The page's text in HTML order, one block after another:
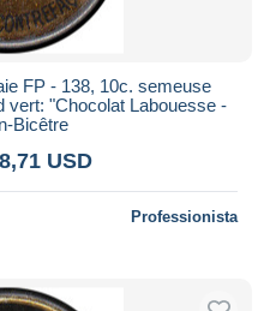
FP - 138, 10c. semeuse
vert: "Chocolat Labouesse -
Bicêtre
USD
Professionista